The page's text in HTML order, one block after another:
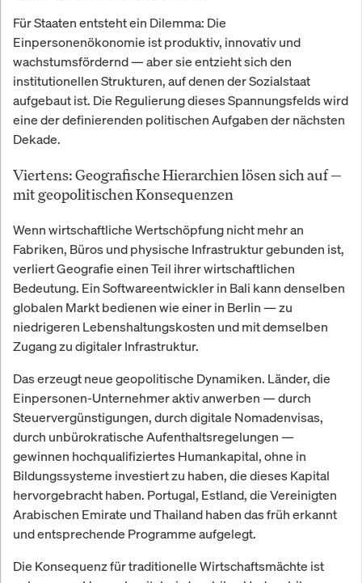
Für Staaten entsteht ein Dilemma: Die
Einpersonenökonomie ist produktiv, innovativ und
wachstumsfördernd — aber sie entzieht sich den
institutionellen Strukturen, auf denen der Sozialstaat
aufgebaut ist. Die Regulierung dieses Spannungsfelds wird
eine der definierenden politischen Aufgaben der nächsten
Dekade.
Viertens: Geografische Hierarchien lösen sich auf —
mit geopolitischen Konsequenzen
Wenn wirtschaftliche Wertschöpfung nicht mehr an
Fabriken, Büros und physische Infrastruktur gebunden ist,
verliert Geografie einen Teil ihrer wirtschaftlichen
Bedeutung. Ein Softwareentwickler in Bali kann denselben
globalen Markt bedienen wie einer in Berlin — zu
niedrigeren Lebenshaltungskosten und mit demselben
Zugang zu digitaler Infrastruktur.
Das erzeugt neue geopolitische Dynamiken. Länder, die
Einpersonen-Unternehmer aktiv anwerben — durch
Steuervergünstigungen, durch digitale Nomadenvisas,
durch unbürokratische Aufenthaltsregelungen —
gewinnen hochqualifiziertes Humankapital, ohne in
Bildungssysteme investiert zu haben, die dieses Kapital
hervorgebracht haben. Portugal, Estland, die Vereinigten
Arabischen Emirate und Thailand haben das früh erkannt
und entsprechende Programme aufgelegt.
Die Konsequenz für traditionelle Wirtschaftsmächte ist